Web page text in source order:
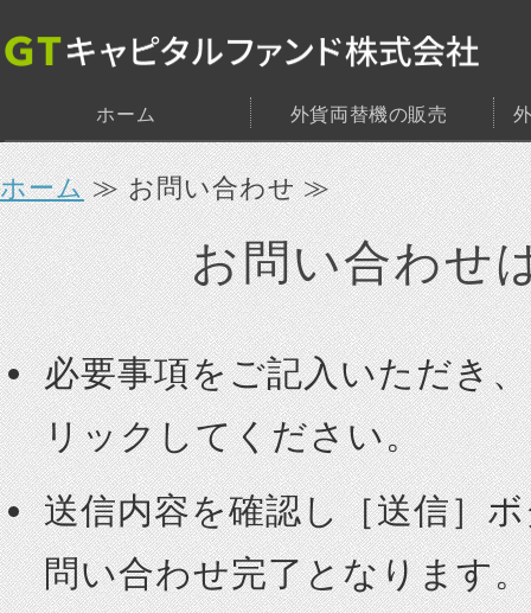
ホーム 外貨両替機の販売
ホーム≫ お問い合わせ ≫
お問い合わせ
必要事項をご記入いただき
リックしてください。
送信内容を確認し［送信］
問い合わせ完了となります。